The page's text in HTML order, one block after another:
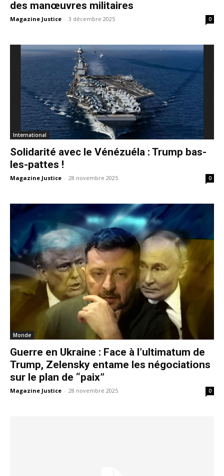
des manœuvres militaires
Magazine Justice - 3 décembre 2025 0
International
Solidarité avec le Vénézuéla : Trump bas-
les-pattes !
Magazine Justice - 28 novembre 2025 0
Monde
Guerre en Ukraine : Face à l’ultimatum de
Trump, Zelensky entame les négociations
sur le plan de “paix”
Magazine Justice - 28 novembre 2025 0